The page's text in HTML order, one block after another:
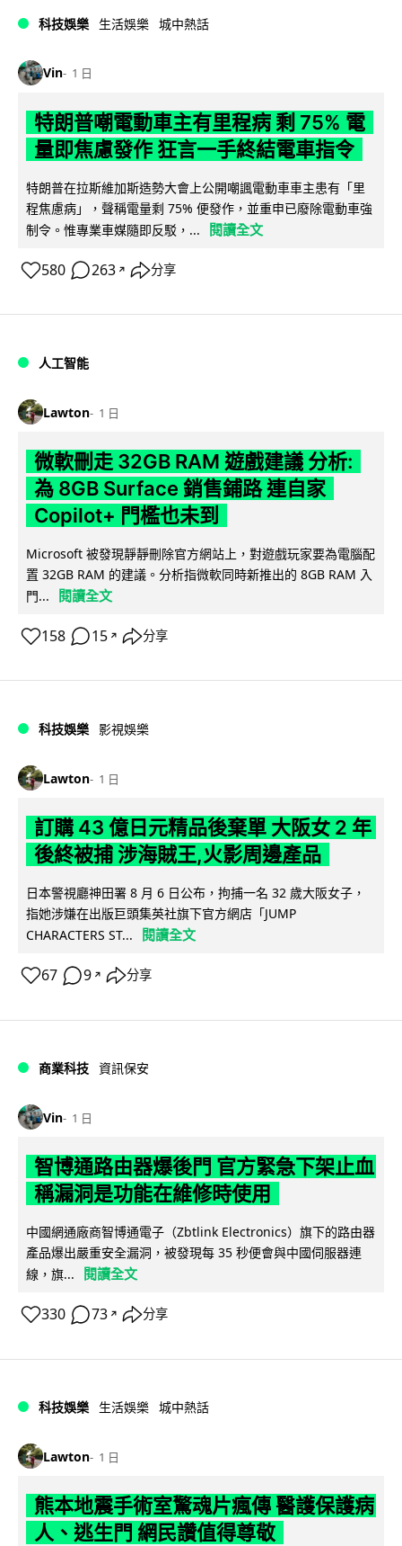
科技娛樂 生活娛樂 城中熱話
Vin 1 日
特朗普嘲電動車主有里程病 剩 75% 電
量即焦慮發作 狂言一手終結電車指令
特朗普在拉斯維加斯造勢大會上公開嘲諷電動車車主患有「里
程焦慮病」，聲稱電量剩 75% 便發作，並重申已廢除電動車強
制令。惟專業車媒隨即反駁，...
閱讀全文
580 263 ↗ 分享
人工智能
Lawton 1 日
微軟刪走 32GB RAM 遊戲建議 分析:
為 8GB Surface 銷售鋪路 連自家
Copilot+ 門檻也未到
Microsoft 被發現靜靜刪除官方網站上，對遊戲玩家要為電腦配
置 32GB RAM 的建議。分析指微軟同時新推出的 8GB RAM 入
門...
閱讀全文
158 15 ↗ 分享
科技娛樂 影視娛樂
Lawton 1 日
訂購 43 億日元精品後棄單 大阪女 2 年
後終被捕 涉海賊王,火影周邊產品
日本警視廳神田署 8 月 6 日公布，拘捕一名 32 歲大阪女子，
指她涉嫌在出版巨頭集英社旗下官方網店「JUMP
CHARACTERS ST...
閱讀全文
67 9 ↗ 分享
商業科技 資訊保安
Vin 1 日
智博通路由器爆後門 官方緊急下架止血
稱漏洞是功能在維修時使用
中國網通廠商智博通電子（Zbtlink Electronics）旗下的路由器
產品爆出嚴重安全漏洞，被發現每 35 秒便會與中國伺服器連
線，旗...
閱讀全文
330 73 ↗ 分享
科技娛樂 生活娛樂 城中熱話
Lawton 1 日
熊本地震手術室驚魂片瘋傳 醫護保護病
人、逃生門 網民讚值得尊敬